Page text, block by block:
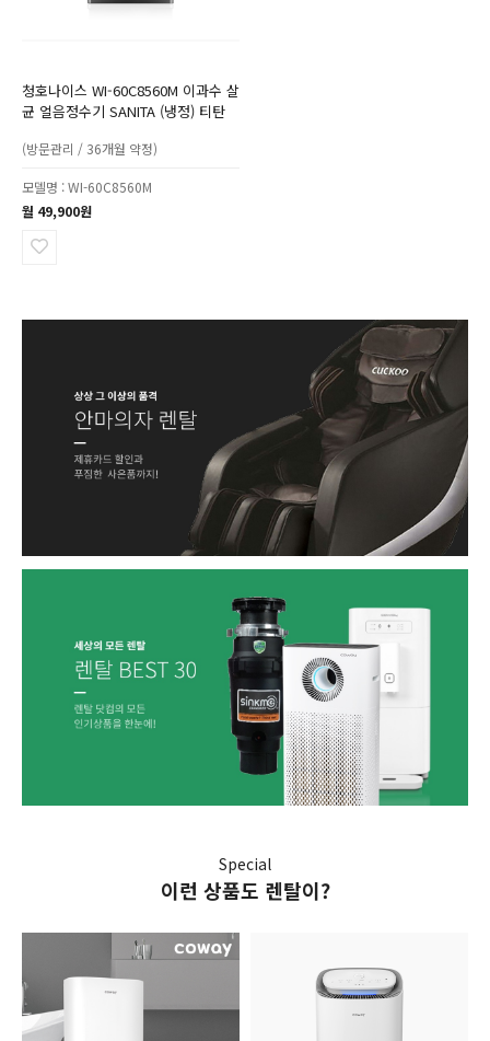
청호나이스 WI-60C8560M 이과수 살
균 얼음정수기 SANITA (냉정) 티탄
(방문관리 / 36개월 약정)
모델명 : WI-60C8560M
월 49,900원
Special
이런 상품도 렌탈이?